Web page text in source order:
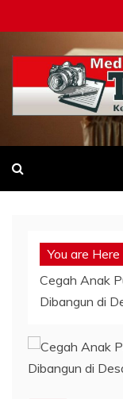
to
content
Tipikor-ri-
Keadilan Itu Wajib
You are Here
Cegah Anak
Dibangun di